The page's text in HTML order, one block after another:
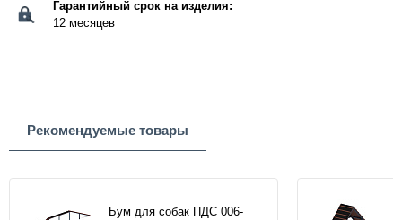
Гарантийный срок на изделия:
12 месяцев
Рекомендуемые товары
Бум для собак ПДС 006-